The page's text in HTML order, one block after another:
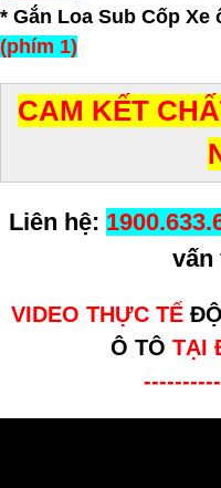
* Gắn Loa Sub Cốp Xe
(phím 1)
CAM KẾT
Liên hệ:
vấn
VIDEO THỰC TẾ
Ô TÔ TẠI